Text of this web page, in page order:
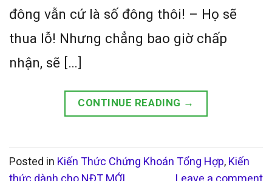
đông vẫn cứ là số đông thôi! – Họ sẽ
thua lỗ! Nhưng chẳng bao giờ chấp
nhận, sẽ […]
CONTINUE READING →
Posted in Kiến Thức Chứng Khoán Tổng Hợp, Kiến